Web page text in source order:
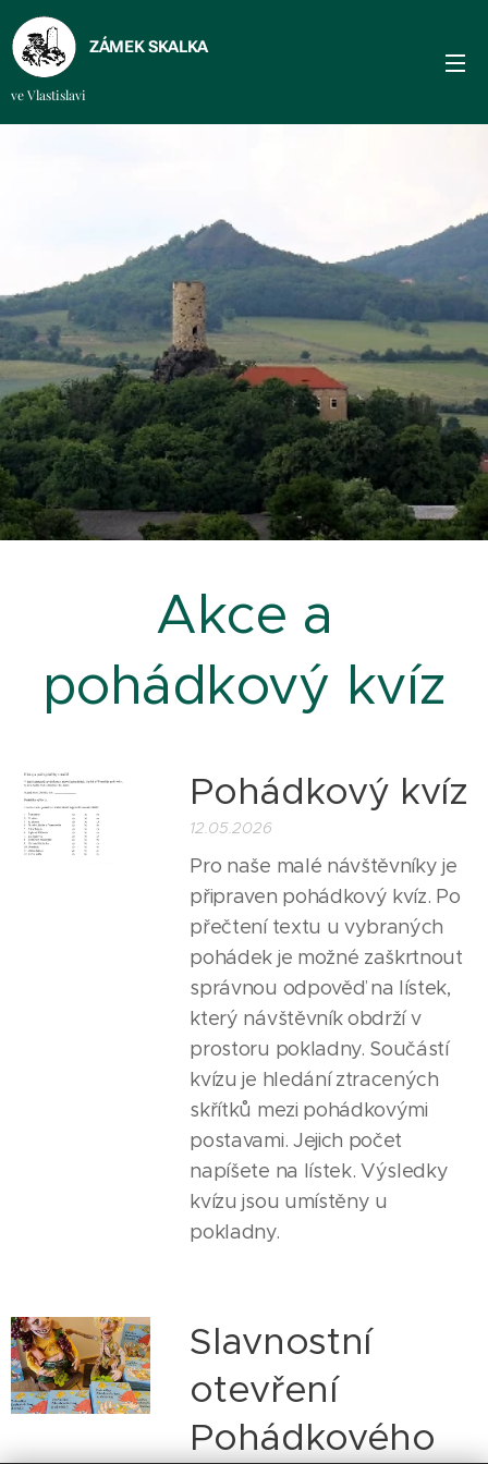
ZÁMEK SKALKA
ve Vlastislavi
Akce a
pohádkový kvíz
Pohádkový kvíz
12.05.2026
Pro naše malé návštěvníky je
připraven pohádkový kvíz. Po
přečtení textu u vybraných
pohádek je možné zaškrtnout
správnou odpověď na lístek,
který návštěvník obdrží v
prostoru pokladny. Součástí
kvízu je hledání ztracených
skřítků mezi pohádkovými
postavami. Jejich počet
napíšete na lístek. Výsledky
kvízu jsou umístěny u
pokladny.
Slavnostní
otevření
Pohádkového